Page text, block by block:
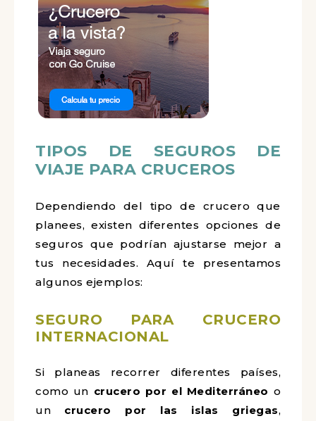
TIPOS DE SEGUROS DE
VIAJE PARA CRUCEROS
Dependiendo del tipo de crucero que
planees, existen diferentes opciones de
seguros que podrían ajustarse mejor a
tus necesidades. Aquí te presentamos
algunos ejemplos:
SEGURO PARA CRUCERO
INTERNACIONAL
Si planeas recorrer diferentes países,
como un crucero por el Mediterráneo o
un crucero por las islas griegas,